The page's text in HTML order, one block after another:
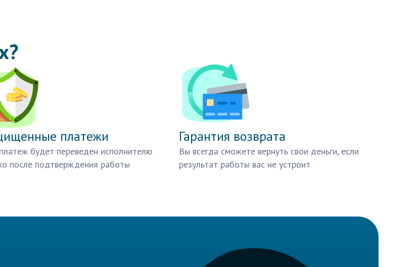
платежи
будет переведен исполнителю
после подтверждения работы
Гарантия возврата
Вы всегда сможете вернуть свои деньги, если
результат работы вас не устроит